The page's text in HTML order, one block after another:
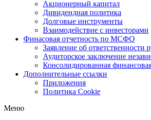
Акционерный капитал
Дивидендная политика
Долговые инструменты
Взаимодействие с инвеcторами
Финасовая отчетность по МСФО
Заявление об ответственности
Аудиторское заключение
Консолидированная
Дополнительные ссылки
Приложения
Политика Cookie
Меню